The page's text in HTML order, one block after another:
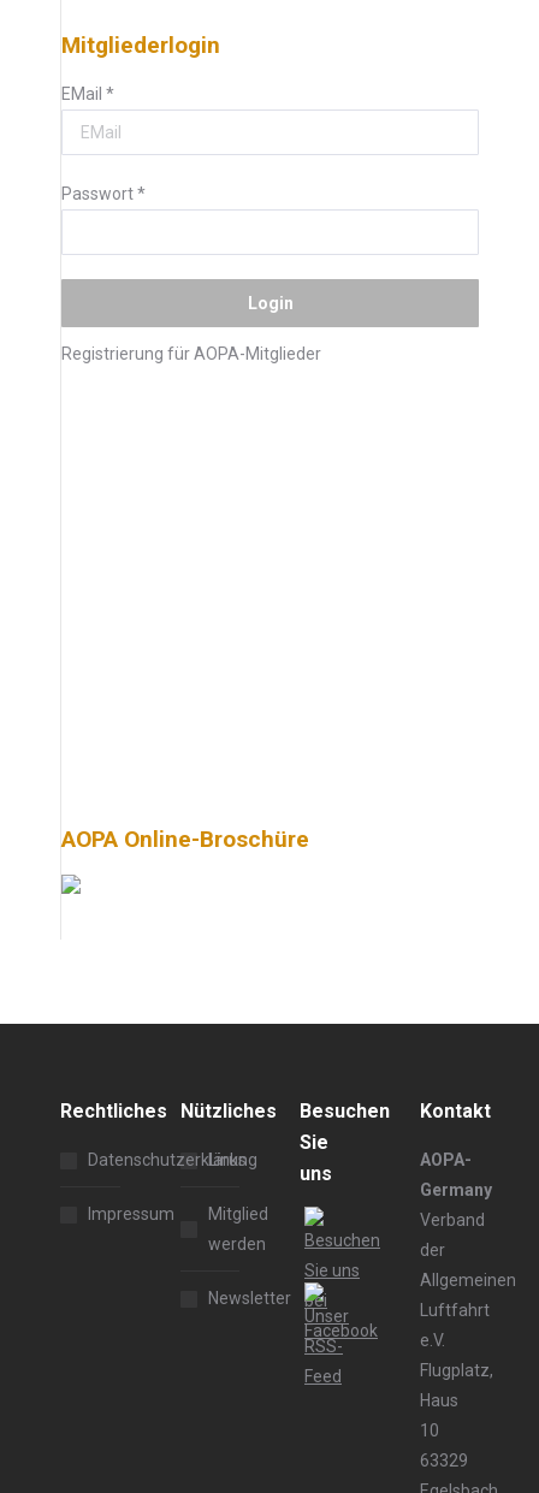
Mitgliederlogin
EMail *
Passwort*
Registrierung für AOPA-Mitglieder
AOPA Online-Broschüre
Rechtliches
Datenschutzerklärung
Impressum
Nützliches
Links
Mitglied
werden
Newsletter
Besuchen
Sie
uns
Kontakt
AOPA-
Germany
Verband
der
Allgemeinen
Luftfahrt
e.V.
Flugplatz,
Haus
10
63329